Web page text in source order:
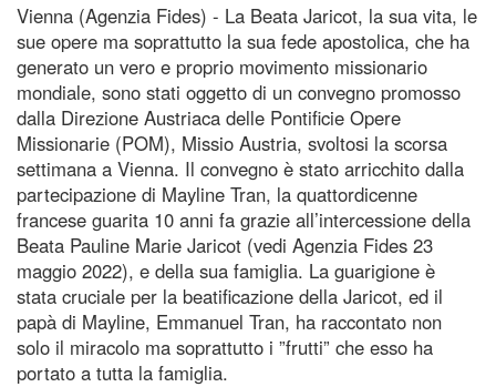
Vienna (Agenzia Fides) - La Beata Jaricot, la sua vita, le
sue opere ma soprattutto la sua fede apostolica, che ha
generato un vero e proprio movimento missionario
mondiale, sono stati oggetto di un convegno promosso
dalla Direzione Austriaca delle Pontificie Opere
Missionarie (POM), Missio Austria, svoltosi la scorsa
settimana a Vienna. Il convegno è stato arricchito dalla
partecipazione di Mayline Tran, la quattordicenne
francese guarita 10 anni fa grazie all’intercessione della
Beata Pauline Marie Jaricot (vedi Agenzia Fides 23
maggio 2022), e della sua famiglia. La guarigione è
stata cruciale per la beatificazione della Jaricot, ed il
papà di Mayline, Emmanuel Tran, ha raccontato non
solo il miracolo ma soprattutto i ”frutti” che esso ha
portato a tutta la famiglia.